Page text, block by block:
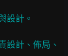
設計。
設計、佈局、